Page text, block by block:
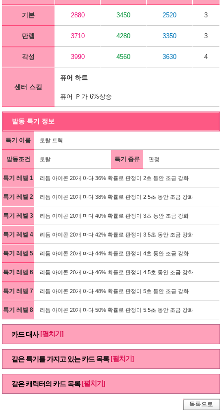
기본 2880 3450 2520 3
만렙 3710 4280 3350 3
각성 3990 4560 3630 4
센터 스킬
퓨어 하트
퓨어 Ｐ가 6%상승
발동 특기 정보
특기 이름 토탈 트릭
발동조건 토탈 특기 종류 판정
특기 레벨 1 리듬 아이콘 20개 마다 36% 확률로 판정이 2초 동안 조금 강화
특기 레벨 2 리듬 아이콘 20개 마다 38% 확률로 판정이 2.5초 동안 조금 강화
특기 레벨 3 리듬 아이콘 20개 마다 40% 확률로 판정이 3초 동안 조금 강화
특기 레벨 4 리듬 아이콘 20개 마다 42% 확률로 판정이 3.5초 동안 조금 강화
특기 레벨 5 리듬 아이콘 20개 마다 44% 확률로 판정이 4초 동안 조금 강화
특기 레벨 6 리듬 아이콘 20개 마다 46% 확률로 판정이 4.5초 동안 조금 강화
특기 레벨 7 리듬 아이콘 20개 마다 48% 확률로 판정이 5초 동안 조금 강화
특기 레벨 8 리듬 아이콘 20개 마다 50% 확률로 판정이 5.5초 동안 조금 강화
카드 대사 [펼치기]
같은 특기를 가지고 있는 카드 목록 [펼치기]
같은 캐릭터의 카드 목록 [펼치기]
목록으로